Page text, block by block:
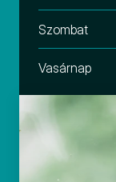
Szombat
Vasárnap